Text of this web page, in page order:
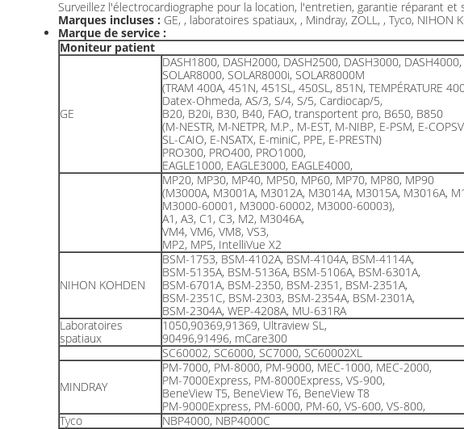
Surveillez l'électrocardiographe pour la location, l'entretien, garantie réparant et
Marques incluses : GE, , laboratoires spatiaux, , Mindray, ZOLL, , Tyco, NIHON
Marque de service :
Moniteur patient
GE
DASH1800, DASH2000, DASH2500, DASH3000,
SOLAR8000, SOLAR8000i, SOLAR8000M
(TRAM 400A, 451N, 451SL, 450SL, 851N, TEMPÉRATURE
Datex-Ohmeda, AS/3, S/4, S/5, Cardiocap/5,
B20, B20i, B30, B40, FAO, transportent pro, B650, B850
(M-NESTR, M-NETPR, M.P., M-EST, M-NIBP, E-PSM, E-
SL-CAIO, E-NSATX, E-miniC, PPE, E-PRESTN)
PRO300, PRO400, PRO1000,
EAGLE1000, EAGLE3000, EAGLE4000,
MP20, MP30, MP40, MP50, MP60, MP70, MP80, MP90
(M3000A, M3001A, M3012A, M3014A, M3015A, M3016A,
M3000-60001, M3000-60002, M3000-60003),
A1, A3, C1, C3, M2, M3046A,
VM4, VM6, VM8, VS3,
MP2, MP5, IntelliVue X2
NIHON KOHDEN
BSM-1753, BSM-4102A, BSM-4104A, BSM-4114A,
BSM-5135A, BSM-5136A, BSM-5106A, BSM-6301A,
BSM-6701A, BSM-2350, BSM-2351, BSM-2351A,
BSM-2351C, BSM-2303, BSM-2354A, BSM-2301A,
BSM-2304A, WEP-4208A, MU-631RA
Laboratoires
spatiaux
1050,90369,91369, Ultraview SL,
90496,91496, mCare300
SC60002, SC6000, SC7000, SC60002XL
MINDRAY
PM-7000, PM-8000, PM-9000, MEC-1000, MEC-2000,
PM-7000Express, PM-8000Express, VS-900,
BeneView T5, BeneView T6, BeneView T8
PM-9000Express, PM-6000, PM-60, VS-600, VS-800,
Tyco
NBP4000, NBP4000C